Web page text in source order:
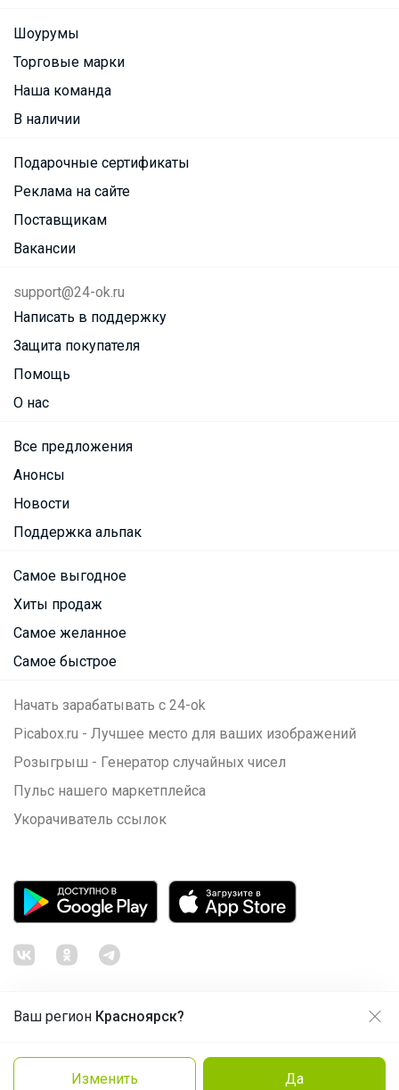
Ваш регион Красноярск?
Изменить Да
Шоурумы
Торговые марки
Наша команда
В наличии
Подарочные сертификаты
Реклама на сайте
Поставщикам
Вакансии
support@24-ok.ru
Написать в поддержку
Защита покупателя
Помощь
О нас
Все предложения
Анонсы
Новости
Поддержка альпак
Самое выгодное
Хиты продаж
Самое желанное
Самое быстрое
Начать зарабатывать с 24-ok
Picabox.ru - Лучшее место для ваших изображений
Розыгрыш - Генератор случайных чисел
Пульс нашего маркетплейса
Укорачиватель ссылок
Политика конфиденциальности
Cоглашение пользователя
Продолжая использовать этот сайт и нажимая кнопку